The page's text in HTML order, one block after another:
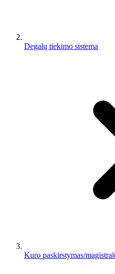
Degalų tiekimo sistema
Kuro paskirstymas/